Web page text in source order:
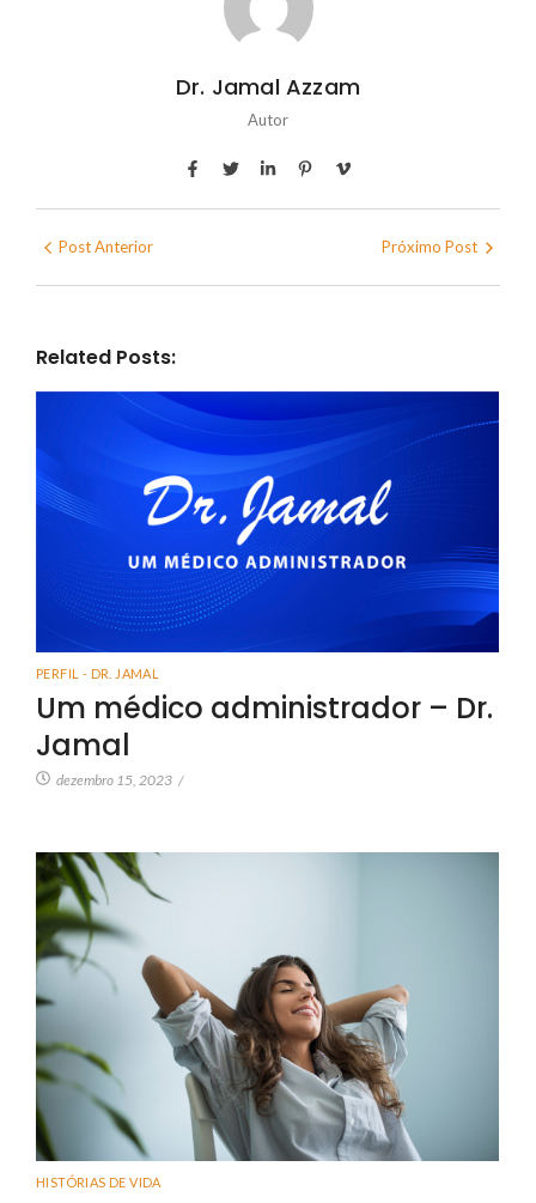
Dr. Jamal Azzam
Autor
Post Anterior Próximo Post
Related Posts:
PERFIL - DR. JAMAL
Um médico administrador – Dr.
Jamal
dezembro 15, 2023 /
HISTÓRIAS DE VIDA